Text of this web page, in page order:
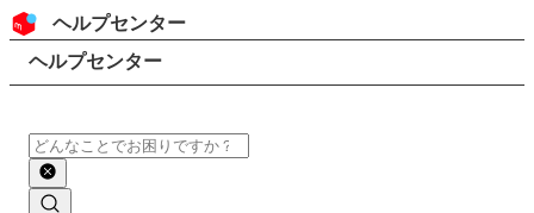
コンテンツにスキップ
ヘッダー
ヘルプセンター
検索
パンくずリスト
ヘルプセンター
検索